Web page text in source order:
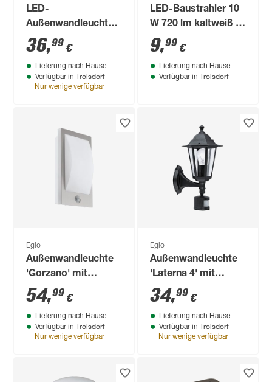
LED-
Außenwandleuchte
'L 560 S ' mit
Bewegungssensor
60 W IP 44 21,5 x
36,8 cm
36,99 €
Lieferung nach Hause
Verfügbar in Troisdorf
Nur wenige verfügbar
LED-Baustrahler 10
W 720 lm kaltweiß IP
44
9,99 €
Lieferung nach Hause
Verfügbar in Troisdorf
Eglo
Außenwandleuchte
'Gorzano' mit
Bewegungssensor
12 W IP 44 8 x 29 cm
54,99 €
Lieferung nach Hause
Verfügbar in Troisdorf
Nur wenige verfügbar
Eglo
Außenwandleuchte
'Laterna 4' mit
Bewegungssensor
60 W IP 44
34,99 €
Lieferung nach Hause
Verfügbar in Troisdorf
Nur wenige verfügbar